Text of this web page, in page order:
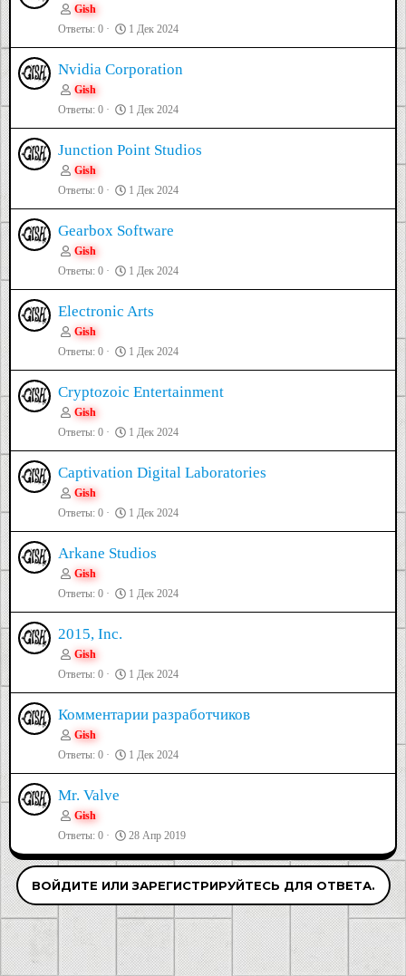
Gish
Ответы 0 1 Дек 2024
Nvidia Corporation
Gish
Ответы 0 1 Дек 2024
Junction Point Studios
Gish
Ответы 0 1 Дек 2024
Gearbox Software
Gish
Ответы 0 1 Дек 2024
Electronic Arts
Gish
Ответы 0 1 Дек 2024
Cryptozoic Entertainment
Gish
Ответы 0 1 Дек 2024
Captivation Digital Laboratories
Gish
Ответы 0 1 Дек 2024
Arkane Studios
Gish
Ответы 0 1 Дек 2024
2015, Inc.
Gish
Ответы 0 1 Дек 2024
Комментарии разработчиков
Gish
Ответы 0 1 Дек 2024
Mr. Valve
Gish
Ответы 0 28 Апр 2019
ВОЙДИТЕ ИЛИ ЗАРЕГИСТРИРУЙТЕСЬ ДЛЯ ОТВЕТА.